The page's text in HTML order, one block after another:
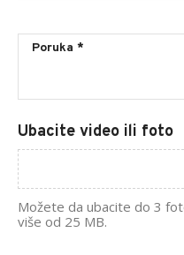
Ubacite video ili foto
Možete da ubacite do 3
više od 25 MB.